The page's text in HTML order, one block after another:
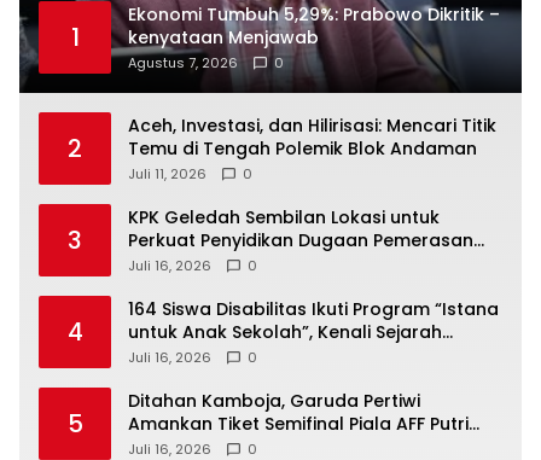
1
Ekonomi Tumbuh 5,29%: Prabowo Dikritik –
kenyataan Menjawab
Agustus 7, 2026 0
2
Aceh, Investasi, dan Hilirisasi: Mencari Titik
Temu di Tengah Polemik Blok Andaman
Juli 11, 2026 0
3
KPK Geledah Sembilan Lokasi untuk
Perkuat Penyidikan Dugaan Pemerasan
Bupati Sukoharjo Nonaktif
Juli 16, 2026 0
4
164 Siswa Disabilitas Ikuti Program “Istana
untuk Anak Sekolah”, Kenali Sejarah
Bangsa dan Pemerintahan
Juli 16, 2026 0
5
Ditahan Kamboja, Garuda Pertiwi
Amankan Tiket Semifinal Piala AFF Putri
2026
Juli 16, 2026 0